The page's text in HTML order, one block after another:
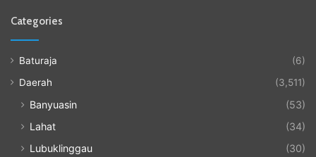
Categories
Baturaja
(6)
Daerah
(3,511)
Banyuasin
(53)
Lahat
(34)
Lubuklinggau
(30)